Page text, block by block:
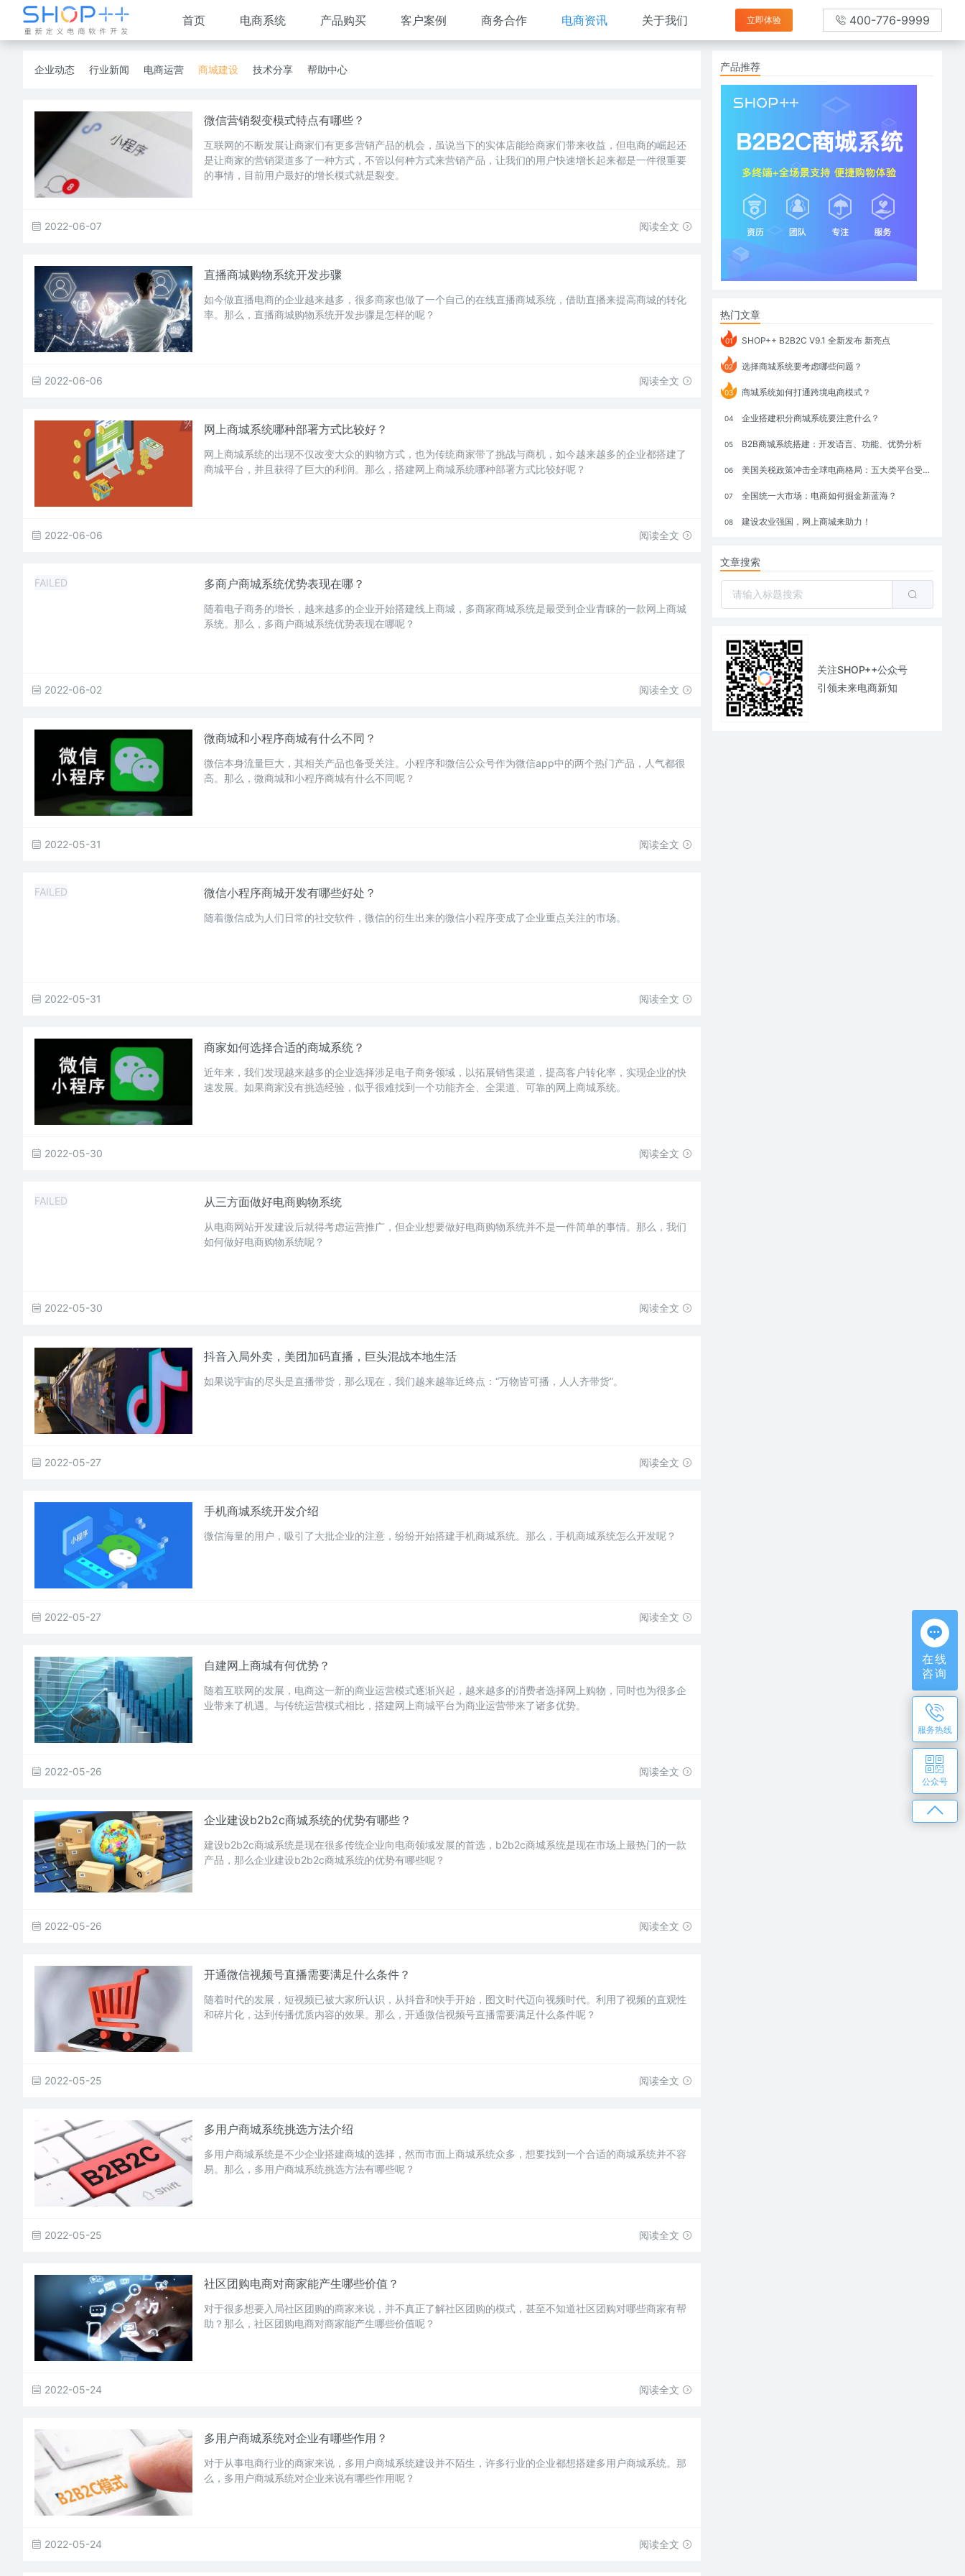
首页 电商系统 产品购买 客户案例 商务合作 电商资讯 关于我们 立即体验 400-776-9999
企业动态 行业新闻 电商运营 商城建设 技术分享 帮助中心
微信营销裂变模式特点有哪些？
互联网的不断发展让商家们有更多营销产品的机会，虽说当下的实体店能给商家们带来收益，但电商的崛起还
是让商家的营销渠道多了一种方式，不管以何种方式来营销产品，让我们的用户快速增长起来都是一件很重要
的事情，目前用户最好的增长模式就是裂变。
2022-06-07 阅读全文
直播商城购物系统开发步骤
如今做直播电商的企业越来越多，很多商家也做了一个自己的在线直播商城系统，借助直播来提高商城的转化
率。那么，直播商城购物系统开发步骤是怎样的呢？
2022-06-06 阅读全文
网上商城系统哪种部署方式比较好？
网上商城系统的出现不仅改变大众的购物方式，也为传统商家带了挑战与商机，如今越来越多的企业都搭建了
商城平台，并且获得了巨大的利润。那么，搭建网上商城系统哪种部署方式比较好呢？
2022-06-06 阅读全文
FAILED 多商户商城系统优势表现在哪？
随着电子商务的增长，越来越多的企业开始搭建线上商城，多商家商城系统是最受到企业青睐的一款网上商城
系统。那么，多商户商城系统优势表现在哪呢？
2022-06-02 阅读全文
微商城和小程序商城有什么不同？
微信本身流量巨大，其相关产品也备受关注。小程序和微信公众号作为微信app中的两个热门产品，人气都很
高。那么，微商城和小程序商城有什么不同呢？
2022-05-31 阅读全文
FAILED 微信小程序商城开发有哪些好处？
随着微信成为人们日常的社交软件，微信的衍生出来的微信小程序变成了企业重点关注的市场。
2022-05-31 阅读全文
商家如何选择合适的商城系统？
近年来，我们发现越来越多的企业选择涉足电子商务领域，以拓展销售渠道，提高客户转化率，实现企业的快
速发展。如果商家没有挑选经验，似乎很难找到一个功能齐全、全渠道、可靠的网上商城系统。
2022-05-30 阅读全文
FAILED 从三方面做好电商购物系统
从电商网站开发建设后就得考虑运营推广，但企业想要做好电商购物系统并不是一件简单的事情。那么，我们
如何做好电商购物系统呢？
2022-05-30 阅读全文
抖音入局外卖，美团加码直播，巨头混战本地生活
如果说宇宙的尽头是直播带货，那么现在，我们越来越靠近终点：“万物皆可播，人人齐带货”。
2022-05-27 阅读全文
手机商城系统开发介绍
微信海量的用户，吸引了大批企业的注意，纷纷开始搭建手机商城系统。那么，手机商城系统怎么开发呢？
2022-05-27 阅读全文
自建网上商城有何优势？
随着互联网的发展，电商这一新的商业运营模式逐渐兴起，越来越多的消费者选择网上购物，同时也为很多企
业带来了机遇。与传统运营模式相比，搭建网上商城平台为商业运营带来了诸多优势。
2022-05-26 阅读全文
企业建设b2b2c商城系统的优势有哪些？
建设b2b2c商城系统是现在很多传统企业向电商领域发展的首选，b2b2c商城系统是现在市场上最热门的一款
产品，那么企业建设b2b2c商城系统的优势有哪些呢？
2022-05-26 阅读全文
开通微信视频号直播需要满足什么条件？
随着时代的发展，短视频已被大家所认识，从抖音和快手开始，图文时代迈向视频时代。利用了视频的直观性
和碎片化，达到传播优质内容的效果。那么，开通微信视频号直播需要满足什么条件呢？
2022-05-25 阅读全文
多用户商城系统挑选方法介绍
多用户商城系统是不少企业搭建商城的选择，然而市面上商城系统众多，想要找到一个合适的商城系统并不容
易。那么，多用户商城系统挑选方法有哪些呢？
2022-05-25 阅读全文
社区团购电商对商家能产生哪些价值？
对于很多想要入局社区团购的商家来说，并不真正了解社区团购的模式，甚至不知道社区团购对哪些商家有帮
助？那么，社区团购电商对商家能产生哪些价值呢？
2022-05-24 阅读全文
多用户商城系统对企业有哪些作用？
对于从事电商行业的商家来说，多用户商城系统建设并不陌生，许多行业的企业都想搭建多用户商城系统。那
么，多用户商城系统对企业来说有哪些作用呢？
2022-05-24 阅读全文
产品推荐
热门文章
01 SHOP++ B2B2C V9.1 全新发布 新亮点
02 选择商城系统要考虑哪些问题？
03 商城系统如何打通跨境电商模式？
04 企业搭建积分商城系统要注意什么？
05 B2B商城系统搭建：开发语言、功能、优势分析
06 美国关税政策冲击全球电商格局：五大类平台受重创，转型与自救成关键
07 全国统一大市场：电商如何掘金新蓝海？
08 建设农业强国，网上商城来助力！
文章搜索
关注SHOP++公众号
引领未来电商新知
在线
咨询
服务热线
公众号